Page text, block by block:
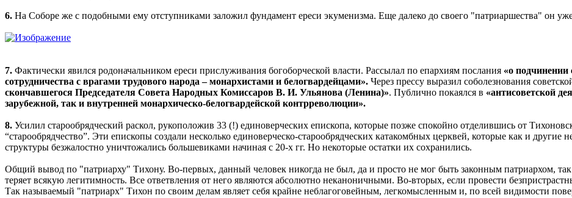
6. На Соборе же с подобными ему отступниками заложил фундамент ереси экуменизма. Еще далеко до своего "патриаршества" он
7. Фактически явился родоначальником ереси прислуживания богоборческой власти. Рассылал по епархиям послания «о подчинении
сотрудничества с врагами трудового народа – монархистами и белогвардейцами». Через прессу выразил соболезнования
скончавшегося Председателя Совета Народных Комиссаров В. И. Ульянова (Ленина)». Публично покаялся в «антисоветской
зарубежной, так и внутренней монархическо-белогвардейской контрреволюции».
8. Усилил старообрядческий раскол, рукоположив 33 (!) единоверческих епископа, которые позже спокойно отделившись от
“старообрядчество”. Эти епископы создали несколько единоверческо-старообрядческих катакомбных церквей, которые как и
структуры безжалостно уничтожались большевиками начиная с 20-х гг. Но некоторые остатки их сохранились.
Общий вывод по "патриарху" Тихону. Во-первых, данный человек никогда не был, да и просто не мог быть законным патриархом,
теряет всякую легитимность. Все ответвления от него являются абсолютно неканоничными. Bо-вторых, если провести
Так называемый "патриарх" Тихон по своим делам являет себя крайне неблагоговейным, легкомысленным и, по всей видимости